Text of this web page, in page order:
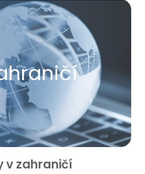
v zahraničí